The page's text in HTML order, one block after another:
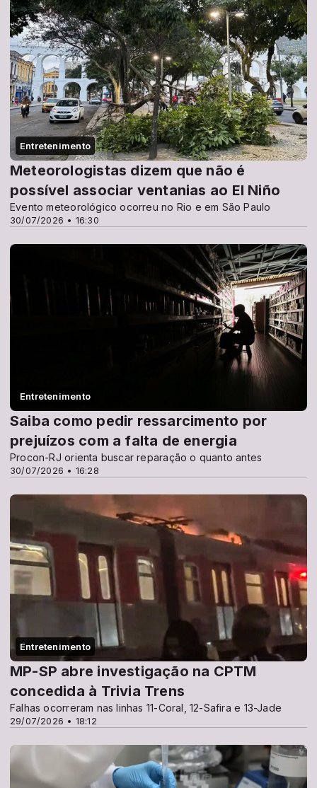
Entretenimento
30/07/2026 • 16:30
Meteorologistas dizem que não é
possível associar ventanias ao El Niño
Evento meteorológico ocorreu no Rio e em São Paulo
Entretenimento
30/07/2026 • 16:28
Saiba como pedir ressarcimento por
prejuízos com a falta de energia
Procon-RJ orienta buscar reparação o quanto antes
Entretenimento
29/07/2026 • 18:12
MP-SP abre investigação na CPTM
concedida à Trivia Trens
Falhas ocorreram nas linhas 11-Coral, 12-Safira e 13-Jade